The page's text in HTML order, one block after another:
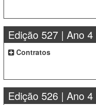
Edição 527 | Ano 4
Contratos
Edição 526 | Ano 4